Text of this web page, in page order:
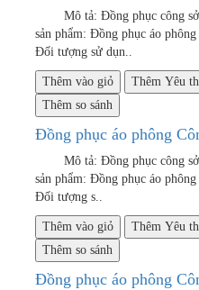
Mô tả: Đồng phục
sản phẩm: Đồng phục áo
Đối tượng sử dụn..
Thêm vào giỏ
Thêm Yêu
Thêm so sánh
Đồng phục áo phông
Mô tả: Đồng phục
sản phẩm: Đồng phục áo
Đối tượng s..
Thêm vào giỏ
Thêm Yêu
Thêm so sánh
Đồng phục áo phông